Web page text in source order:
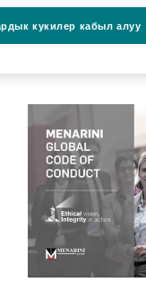
кукилер кабыл алуу